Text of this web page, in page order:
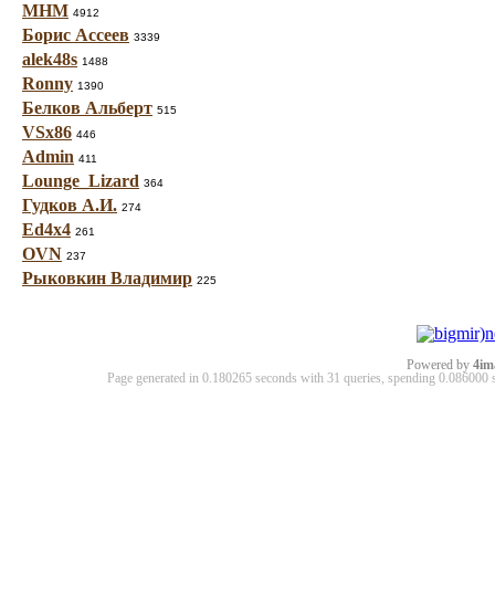
МНМ 4912
Борис Ассеев 3339
alek48s 1488
Ronny 1390
Белков Альберт 515
VSx86 446
Admin 411
Lounge_Lizard 364
Гудков А.И. 274
Ed4x4 261
OVN 237
Рыковкин Владимир 225
Powered by
Page generated in 0.180265 seconds with 31 queries, spending